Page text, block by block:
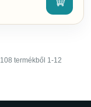
108 termékből 1-12